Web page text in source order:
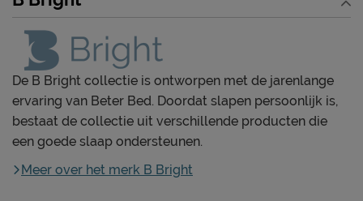
De B Bright collectie is ontworpen met de jarenlange
ervaring van Beter Bed. Doordat slapen persoonlijk is,
bestaat de collectie uit verschillende producten die
een goede slaap ondersteunen.
Meer over het merk B Bright